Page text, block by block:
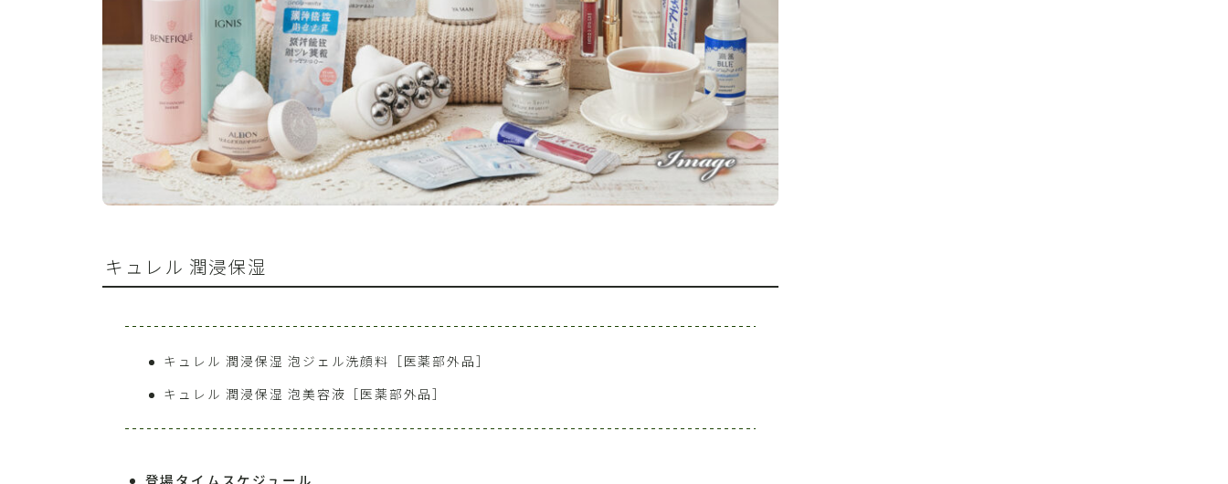
キュレル 潤浸保湿
キュレル 潤浸保湿 泡ジェル洗顔料［医薬部外品］
キュレル 潤浸保湿 泡美容液［医薬部外品］
登場タイムスケジュール